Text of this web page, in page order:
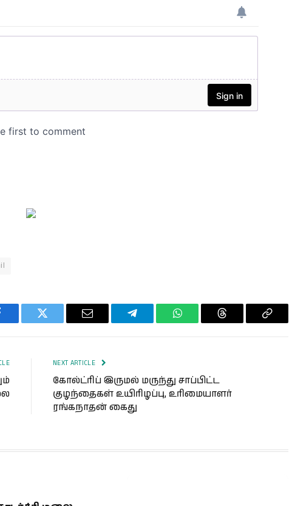
Twitter Email Telegram WhatsAppThreads
Copy
NEXT ARTICLE
கோல்ட்ரிப் இருமல் மருந்து சாப்பிட்ட
குழந்தைகள் உயிரிழப்பு, உரிமையாளர்
ரங்கநாதன் கைது